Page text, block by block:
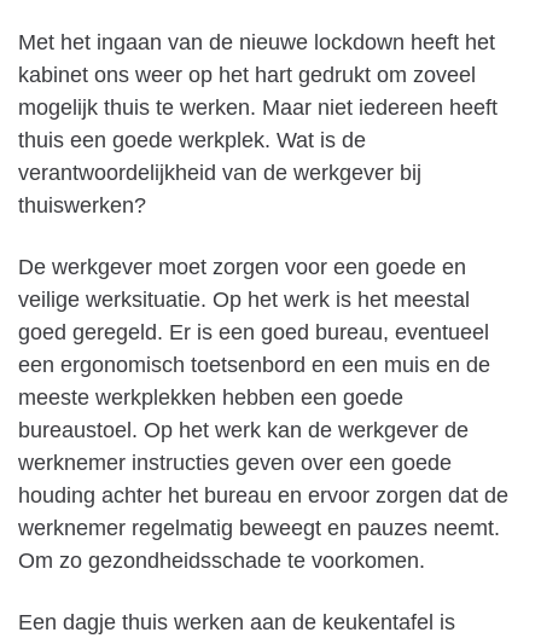
Met het ingaan van de nieuwe lockdown heeft het
kabinet ons weer op het hart gedrukt om zoveel
mogelijk thuis te werken. Maar niet iedereen heeft
thuis een goede werkplek. Wat is de
verantwoordelijkheid van de werkgever bij
thuiswerken?
De werkgever moet zorgen voor een goede en
veilige werksituatie. Op het werk is het meestal
goed geregeld. Er is een goed bureau, eventueel
een ergonomisch toetsenbord en een muis en de
meeste werkplekken hebben een goede
bureaustoel. Op het werk kan de werkgever de
werknemer instructies geven over een goede
houding achter het bureau en ervoor zorgen dat de
werknemer regelmatig beweegt en pauzes neemt.
Om zo gezondheidsschade te voorkomen.
Een dagje thuis werken aan de keukentafel is